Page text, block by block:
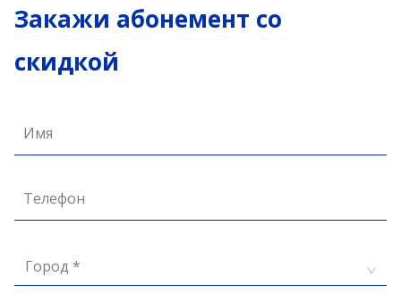
Закажи абонемент со
скидкой
Имя
Телефон
Город *